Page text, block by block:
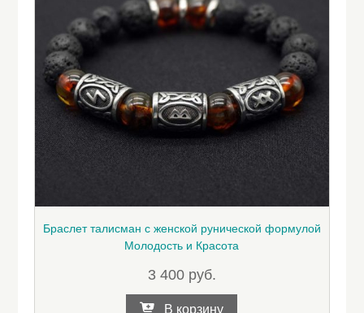
Браслет талисман с женской рунической формулой
Молодость и Красота
3 400 руб.
В корзину